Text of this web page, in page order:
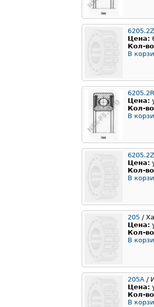
6205.2Z
Цена:
Кол-
В
Цена:
Кол-
В
Цена:
Кол-
В
205 /
Цена:
Кол-
В
205А /
Цена:
Кол-
В